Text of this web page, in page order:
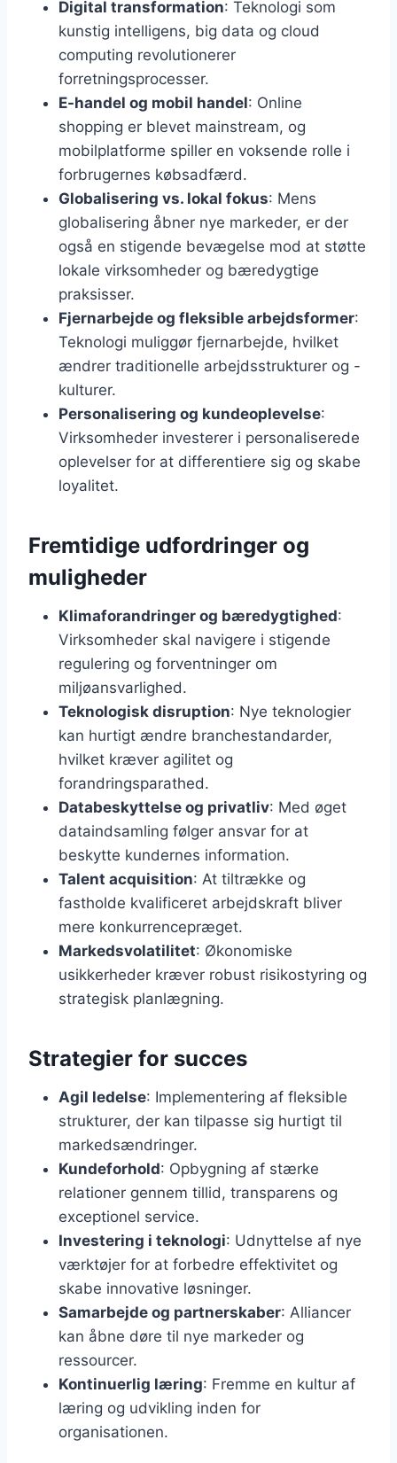
Digital transformation: Teknologi som
kunstig intelligens, big data og cloud
computing revolutionerer
forretningsprocesser.
E-handel og mobil handel: Online
shopping er blevet mainstream, og
mobilplatforme spiller en voksende rolle i
forbrugernes købsadfærd.
Globalisering vs. lokal fokus: Mens
globalisering åbner nye markeder, er der
også en stigende bevægelse mod at støtte
lokale virksomheder og bæredygtige
praksisser.
Fjernarbejde og fleksible arbejdsformer:
Teknologi muliggør fjernarbejde, hvilket
ændrer traditionelle arbejdsstrukturer og -
kulturer.
Personalisering og kundeoplevelse:
Virksomheder investerer i personaliserede
oplevelser for at differentiere sig og skabe
loyalitet.
Fremtidige udfordringer og
muligheder
Klimaforandringer og bæredygtighed:
Virksomheder skal navigere i stigende
regulering og forventninger om
miljøansvarlighed.
Teknologisk disruption: Nye teknologier
kan hurtigt ændre branchestandarder,
hvilket kræver agilitet og
forandringsparathed.
Databeskyttelse og privatliv: Med øget
dataindsamling følger ansvar for at
beskytte kundernes information.
Talent acquisition: At tiltrække og
fastholde kvalificeret arbejdskraft bliver
mere konkurrencepræget.
Markedsvolatilitet: Økonomiske
usikkerheder kræver robust risikostyring og
strategisk planlægning.
Strategier for succes
Agil ledelse: Implementering af fleksible
strukturer, der kan tilpasse sig hurtigt til
markedsændringer.
Kundeforhold: Opbygning af stærke
relationer gennem tillid, transparens og
exceptionel service.
Investering i teknologi: Udnyttelse af nye
værktøjer for at forbedre effektivitet og
skabe innovative løsninger.
Samarbejde og partnerskaber: Alliancer
kan åbne døre til nye markeder og
ressourcer.
Kontinuerlig læring: Fremme en kultur af
læring og udvikling inden for
organisationen.